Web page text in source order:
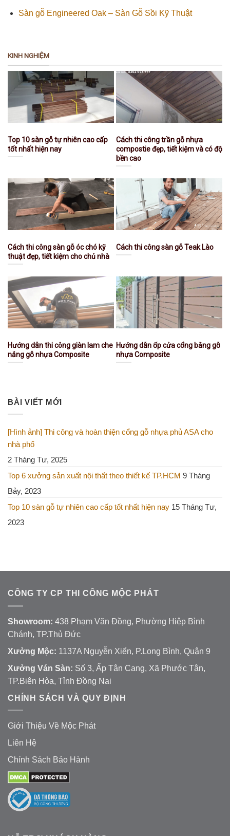
Sàn gỗ Engineered Oak – Sàn Gỗ Sồi Kỹ Thuật
KINH NGHIỆM
Top 10 sàn gỗ tự nhiên cao cấp
tốt nhất hiện nay
Cách thi công trần gỗ nhựa
compostie đẹp, tiết kiệm và có độ
bền cao
Cách thi công sàn gỗ óc chó kỹ
thuật đẹp, tiết kiệm cho chủ nhà
Cách thi công sàn gỗ Teak Lào
Hướng dẫn thi công giàn lam che
nắng gỗ nhựa Composite
Hướng dẫn ốp cửa cổng bằng gỗ
nhựa Composite
BÀI VIẾT MỚI
[Hình ảnh] Thi công và hoàn thiện cổng gỗ nhựa phủ ASA cho
nhà phố
2 Tháng Tư, 2025
Top 6 xưởng sản xuất nội thất theo thiết kế TP.HCM 9 Tháng
Bảy, 2023
Top 10 sàn gỗ tự nhiên cao cấp tốt nhất hiện nay 15 Tháng Tư,
2023
CÔNG TY CP THI CÔNG MỘC PHÁT
Showroom: 438 Phạm Văn Đồng, Phường Hiệp Bình
Chánh, TP.Thủ Đức
Xưởng Mộc: 1137A Nguyễn Xiển, P.Long Bình, Quận 9
Xưởng Ván Sàn: Số 3, Ấp Tân Cang, Xã Phước Tân,
TP.Biên Hòa, Tỉnh Đồng Nai
CHÍNH SÁCH VÀ QUY ĐỊNH
Giới Thiệu Về Mộc Phát
Liên Hệ
Chính Sách Bảo Hành